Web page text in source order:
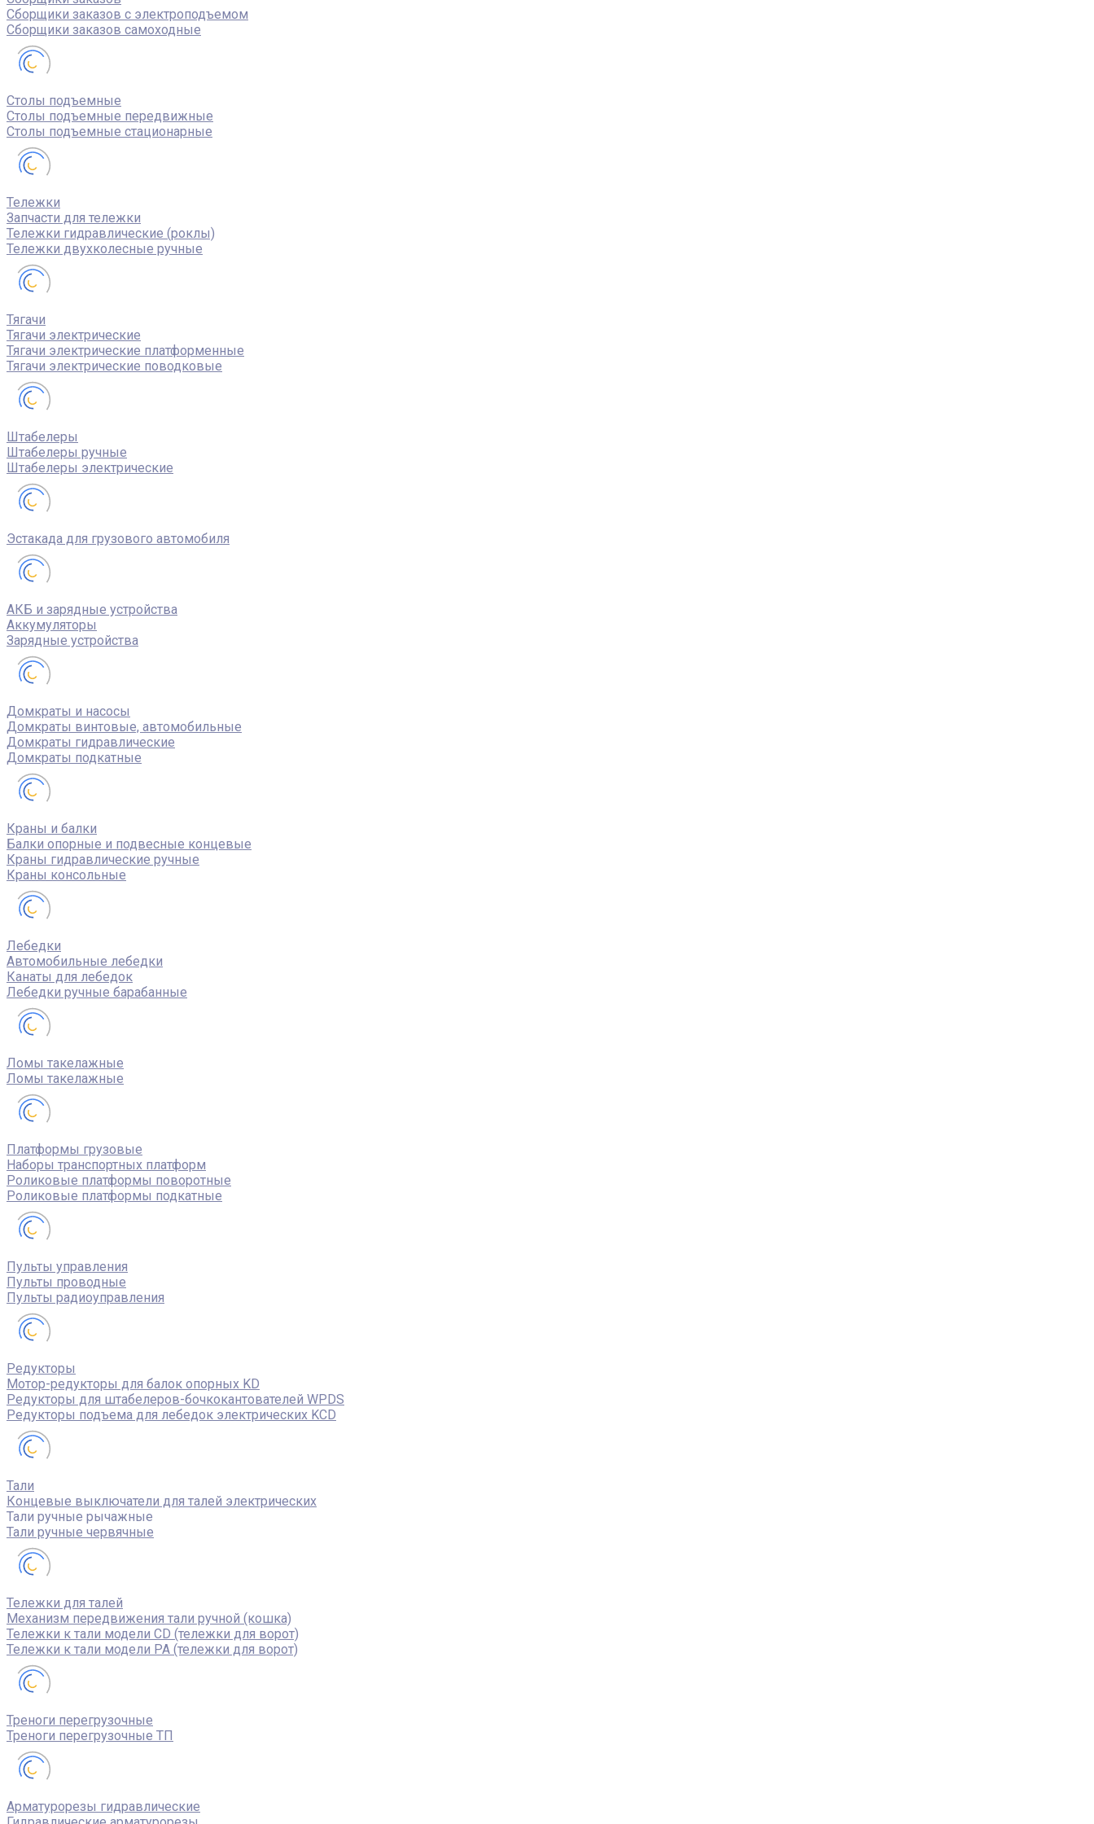
Сборщики заказов с электроподъемом
Сборщики заказов самоходные
Столы подъемные
Столы подъемные передвижные
Столы подъемные стационарные
Тележки
Запчасти для тележки
Тележки гидравлические (роклы)
Тележки двухколесные ручные
Тягачи
Тягачи электрические
Тягачи электрические платформенные
Тягачи электрические поводковые
Штабелеры
Штабелеры ручные
Штабелеры электрические
Эстакада для грузового автомобиля
АКБ и зарядные устройства
Аккумуляторы
Зарядные устройства
Домкраты и насосы
Домкраты винтовые, автомобильные
Домкраты гидравлические
Домкраты подкатные
Краны и балки
Балки опорные и подвесные концевые
Краны гидравлические ручные
Краны консольные
Лебедки
Автомобильные лебедки
Канаты для лебедок
Лебедки ручные барабанные
Ломы такелажные
Ломы такелажные
Платформы грузовые
Наборы транспортных платформ
Роликовые платформы поворотные
Роликовые платформы подкатные
Пульты управления
Пульты проводные
Пульты радиоуправления
Редукторы
Мотор-редукторы для балок опорных KD
Редукторы для штабелеров-бочкокантователей WPDS
Редукторы подъема для лебедок электрических KCD
Тали
Концевые выключатели для талей электрических
Тали ручные рычажные
Тали ручные червячные
Тележки для талей
Механизм передвижения тали ручной (кошка)
Тележки к тали модели CD (тележки для ворот)
Тележки к тали модели РА (тележки для ворот)
Треноги перегрузочные
Треноги перегрузочные ТП
Арматурорезы гидравлические